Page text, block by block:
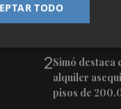
completar el
Marge",
2Simó destaca
alquiler
pisos de
TODO